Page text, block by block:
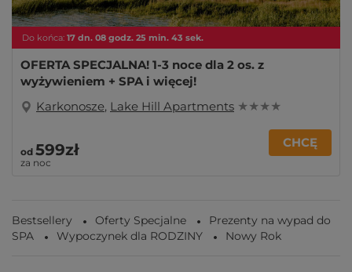
Do końca: 17 dn. 08 godz. 25 min. 42 sek.
OFERTA SPECJALNA! 1-3 noce dla 2 os. z
wyżywieniem + SPA i więcej!
Karkonosze, Lake Hill Apartments ★ ★ ★ ★
od 599zł
za noc
CHCĘ
Bestsellery Oferty Specjalne
Prezenty na wypad do
SPA
Wypoczynek dla RODZINY Nowy Rok